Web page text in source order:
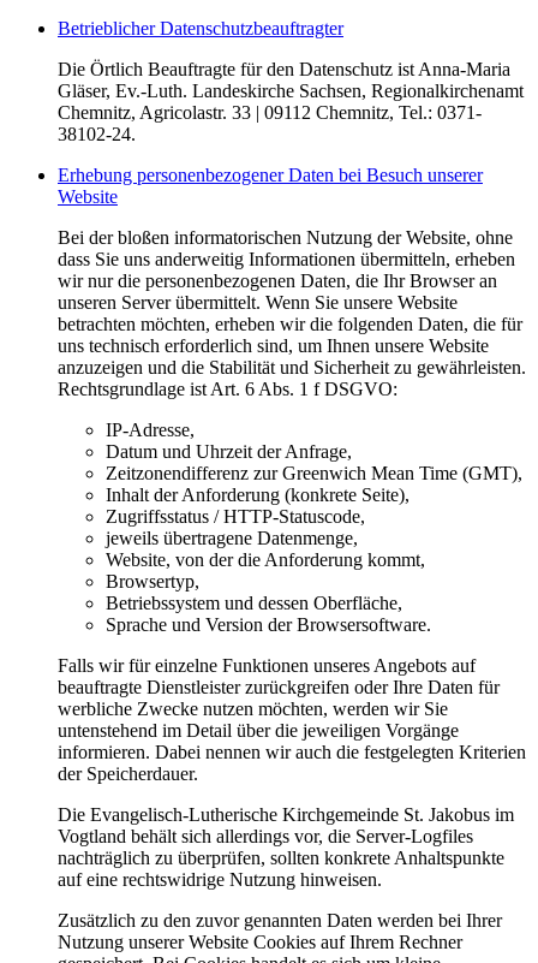
Betrieblicher Datenschutzbeauftragter
Die Örtlich Beauftragte für den Datenschutz ist Anna-Maria
Gläser, Ev.-Luth. Landeskirche Sachsen, Regionalkirchenamt
Chemnitz, Agricolastr. 33 | 09112 Chemnitz, Tel.: 0371-
38102-24.
Erhebung personenbezogener Daten bei Besuch unserer
Website
Bei der bloßen informatorischen Nutzung der Website, ohne
dass Sie uns anderweitig Informationen übermitteln, erheben
wir nur die personenbezogenen Daten, die Ihr Browser an
unseren Server übermittelt. Wenn Sie unsere Website
betrachten möchten, erheben wir die folgenden Daten, die für
uns technisch erforderlich sind, um Ihnen unsere Website
anzuzeigen und die Stabilität und Sicherheit zu gewährleisten.
Rechtsgrundlage ist Art. 6 Abs. 1 f DSGVO:
IP-Adresse,
Datum und Uhrzeit der Anfrage,
Zeitzonendifferenz zur Greenwich Mean Time (GMT),
Inhalt der Anforderung (konkrete Seite),
Zugriffsstatus / HTTP-Statuscode,
jeweils übertragene Datenmenge,
Website, von der die Anforderung kommt,
Browsertyp,
Betriebssystem und dessen Oberfläche,
Sprache und Version der Browsersoftware.
Falls wir für einzelne Funktionen unseres Angebots auf
beauftragte Dienstleister zurückgreifen oder Ihre Daten für
werbliche Zwecke nutzen möchten, werden wir Sie
untenstehend im Detail über die jeweiligen Vorgänge
informieren. Dabei nennen wir auch die festgelegten Kriterien
der Speicherdauer.
Die Evangelisch-Lutherische Kirchgemeinde St. Jakobus im
Vogtland behält sich allerdings vor, die Server-Logfiles
nachträglich zu überprüfen, sollten konkrete Anhaltspunkte
auf eine rechtswidrige Nutzung hinweisen.
Zusätzlich zu den zuvor genannten Daten werden bei Ihrer
Nutzung unserer Website Cookies auf Ihrem Rechner